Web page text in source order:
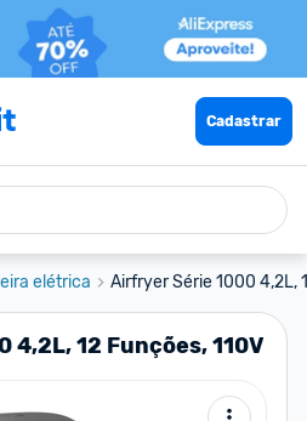
Cadastrar
elétrica Airfryer Série 1000 4,2L,
4,2L, 12 Funções, 110V